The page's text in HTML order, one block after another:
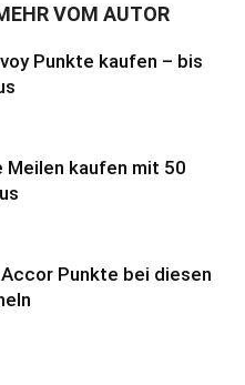
VOM AUTOR
Punkte kaufen – bis
Meilen kaufen mit 50
Punkte bei diesen